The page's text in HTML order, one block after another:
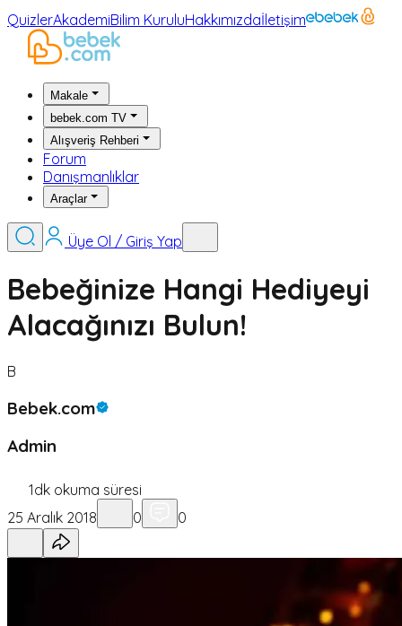
QuizlerAkademiBilim KuruluHakkımızdaİletişim
Makale
bebek.com TV
Alışveriş Rehberi
Forum
Danışmanlıklar
Araçlar
Üye Ol / Giriş Yap
Bebeğinize Hangi Hediyeyi
Alacağınızı Bulun!
B
Bebek.com
Admin
1dk okuma süresi
25 Aralık 2018
0 0